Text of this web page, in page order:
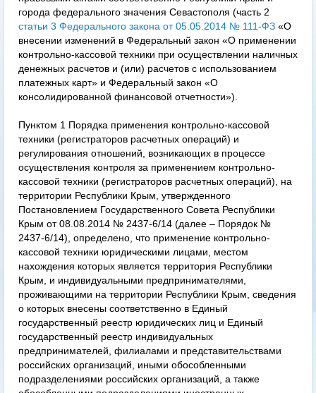
города федерального значения Севастополя (часть 2
статьи 3 Федерального закона от 05.05.2014 № 111-ФЗ «О
внесении изменений в Федеральный закон «О применении
контрольно-кассовой техники при осуществлении наличных
денежных расчетов и (или) расчетов с использованием
платежных карт» и Федеральный закон «О
консолидированной финансовой отчетности»).
Пунктом 1 Порядка применения контрольно-кассовой
техники (регистраторов расчетных операций) и
регулирования отношений, возникающих в процессе
осуществления контроля за применением контрольно-
кассовой техники (регистраторов расчетных операций), на
территории Республики Крым, утвержденного
Постановлением Государственного Совета Республики
Крым от 08.08.2014 № 2437-6/14 (далее – Порядок №
2437-6/14), определено, что применение контрольно-
кассовой техники юридическими лицами, местом
нахождения которых является территория Республики
Крым, и индивидуальными предпринимателями,
проживающими на территории Республики Крым, сведения
о которых внесены соответственно в Единый
государственный реестр юридических лиц и Единый
государственный реестр индивидуальных
предпринимателей, филиалами и представительствами
российских организаций, иными обособленными
подразделениями российских организаций, а также